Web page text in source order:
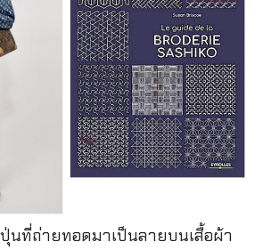
นที่ถ่ายทอดมาเป็นลายบนเสื้อผ้า